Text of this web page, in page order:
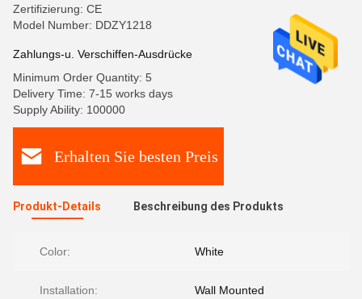
Zertifizierung: CE
Model Number: DDZY1218
Zahlungs-u. Verschiffen-Ausdrücke
Minimum Order Quantity: 5
Delivery Time: 7-15 works days
Supply Ability: 100000
Erhalten Sie besten Preis
Produkt-Details Beschreibung des Produkts
Color: White
Installation: Wall Mounted